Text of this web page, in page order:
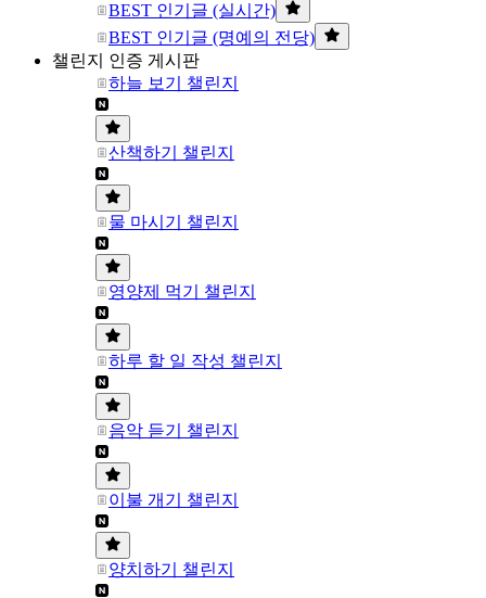
BEST 인기글 (실시간)
BEST 인기글 (명예의 전당)
챌린지 인증 게시판
하늘 보기 챌린지
산책하기 챌린지
물 마시기 챌린지
영양제 먹기 챌린지
하루 할 일 작성 챌린지
음악 듣기 챌린지
이불 개기 챌린지
양치하기 챌린지